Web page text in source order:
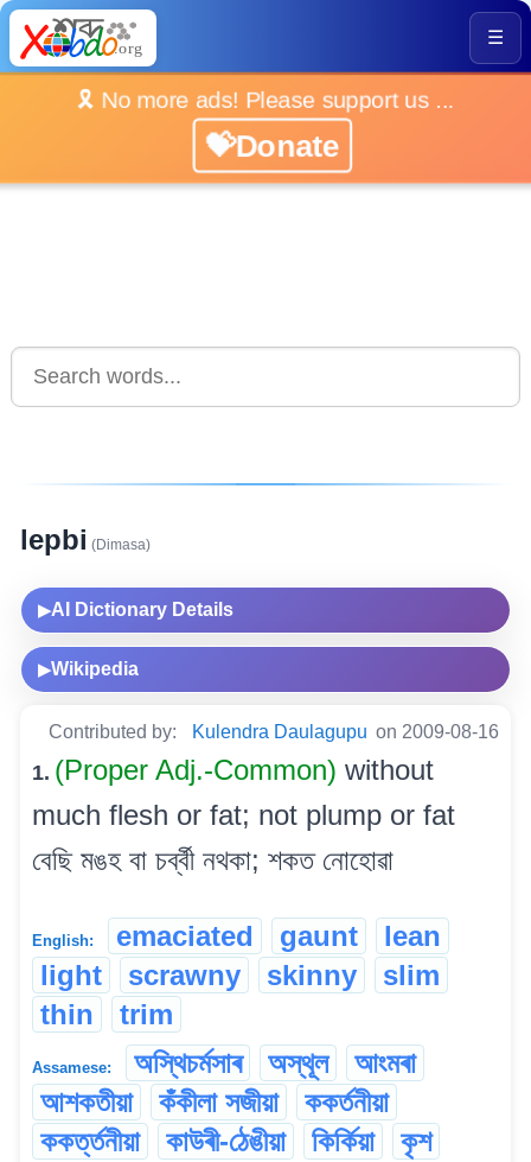
☰
🎗️ No more ads! Please support us ...
💝Donate
lepbi (Dimasa)
▶AI Dictionary Details
▶Wikipedia
Contributed by: Kulendra Daulagupu on 2009-08-16
1. (Proper Adj.-Common) without
much flesh or fat; not plump or fat
বেছি মঙহ বা চৰ্ব্বী নথকা; শকত নোহোৱা
English: emaciated gaunt
lean
light
scrawny skinny
slim
thin
trim
Assamese: অস্থিচৰ্মসাৰ অস্থূল
আংমৰা
আশকতীয়া
কঁকীলা সজীয়া
ককৰ্তনীয়া
ককৰ্ত্তনীয়া
কাউৰী-ঠেঙীয়া কিৰ্কিয়া
কৃশ